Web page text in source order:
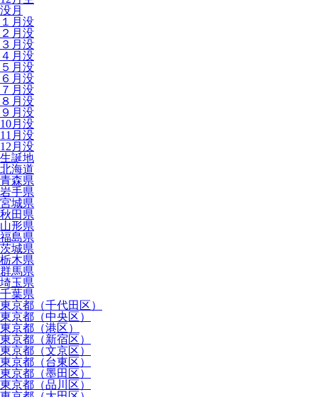
没月
１月没
２月没
３月没
４月没
５月没
６月没
７月没
８月没
９月没
10月没
11月没
12月没
生誕地
北海道
青森県
岩手県
宮城県
秋田県
山形県
福島県
茨城県
栃木県
群馬県
埼玉県
千葉県
東京都（千代田区）
東京都（中央区）
東京都（港区）
東京都（新宿区）
東京都（文京区）
東京都（台東区）
東京都（墨田区）
東京都（品川区）